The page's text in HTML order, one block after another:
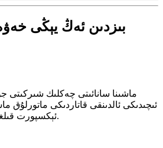
بىزدىن ئەڭ يېڭى
ئىچىدىكى ئالدىنقى قاتاردىكى ماتورلۇق
ئېكسپورت قىلغۇچى شىركەتلەرنىڭ بىرى.